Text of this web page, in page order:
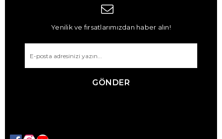
Yenilik ve fırsatlarımızdan haber alın!
GÖNDER